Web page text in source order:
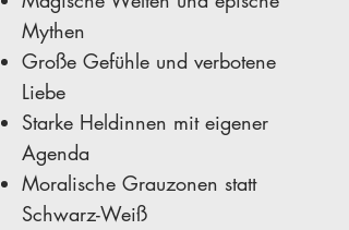
Mythen
Große Gefühle und verbotene
Liebe
Starke Heldinnen mit eigener
Agenda
Moralische Grauzonen statt
Schwarz-Weiß